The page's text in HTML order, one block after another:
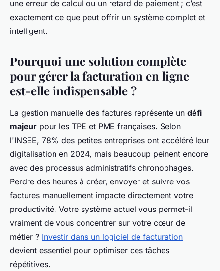
une erreur de calcul ou un retard de paiement ; c’est
exactement ce que peut offrir un système complet et
intelligent.
Pourquoi une solution complète
pour gérer la facturation en ligne
est-elle indispensable ?
La gestion manuelle des factures représente un défi
majeur pour les TPE et PME françaises. Selon
l'INSEE, 78% des petites entreprises ont accéléré leur
digitalisation en 2024, mais beaucoup peinent encore
avec des processus administratifs chronophages.
Perdre des heures à créer, envoyer et suivre vos
factures manuellement impacte directement votre
productivité. Votre système actuel vous permet-il
vraiment de vous concentrer sur votre cœur de
métier ? Investir dans un logiciel de facturation
devient essentiel pour optimiser ces tâches
répétitives.